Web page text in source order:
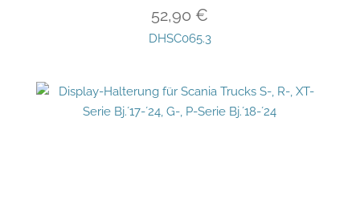
52,90 €
DHSC065.3